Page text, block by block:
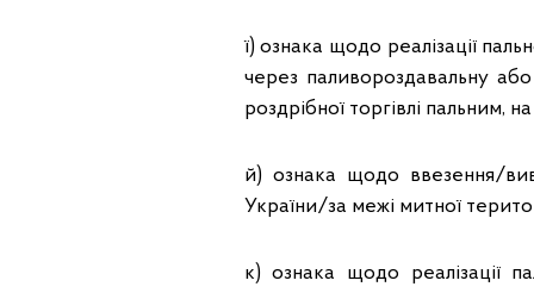
ї) ознака щодо реалізації
через паливороздавальну
роздрібної торгівлі пальним,
й) ознака щодо ввезення/
України/за межі митної
к) ознака щодо реалізації